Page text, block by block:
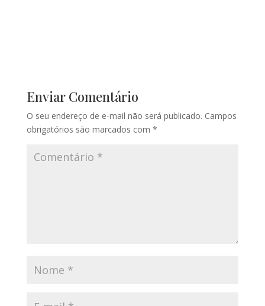
Enviar Comentário
O seu endereço de e-mail não será publicado. Campos
obrigatórios são marcados com *